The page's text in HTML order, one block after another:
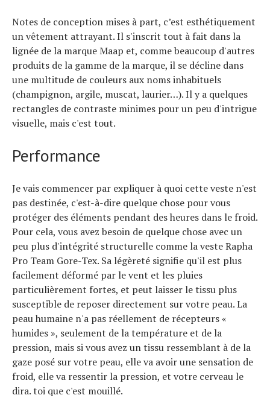
Notes de conception mises à part, c’est esthétiquement
un vêtement attrayant. Il s'inscrit tout à fait dans la
lignée de la marque Maap et, comme beaucoup d'autres
produits de la gamme de la marque, il se décline dans
une multitude de couleurs aux noms inhabituels
(champignon, argile, muscat, laurier…). Il y a quelques
rectangles de contraste minimes pour un peu d'intrigue
visuelle, mais c'est tout.
Performance
Je vais commencer par expliquer à quoi cette veste n'est
pas destinée, c'est-à-dire quelque chose pour vous
protéger des éléments pendant des heures dans le froid.
Pour cela, vous avez besoin de quelque chose avec un
peu plus d'intégrité structurelle comme la veste Rapha
Pro Team Gore-Tex. Sa légèreté signifie qu'il est plus
facilement déformé par le vent et les pluies
particulièrement fortes, et peut laisser le tissu plus
susceptible de reposer directement sur votre peau. La
peau humaine n'a pas réellement de récepteurs «
humides », seulement de la température et de la
pression, mais si vous avez un tissu ressemblant à de la
gaze posé sur votre peau, elle va avoir une sensation de
froid, elle va ressentir la pression, et votre cerveau le
dira. toi que c'est mouillé.